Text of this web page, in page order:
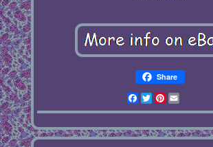
Share
Facebook
TwitterPinterest